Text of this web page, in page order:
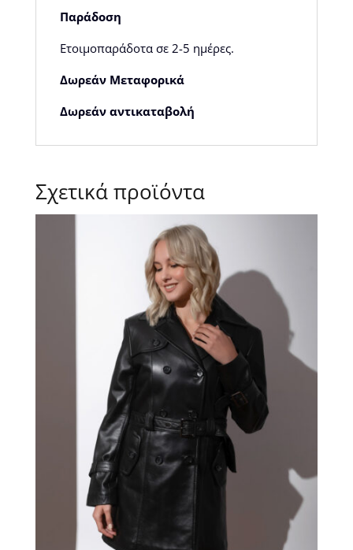
Παράδοση
Ετοιμοπαράδοτα σε 2-5 ημέρες.
Δωρεάν Μεταφορικά
Δωρεάν αντικαταβολή
Σχετικά προϊόντα